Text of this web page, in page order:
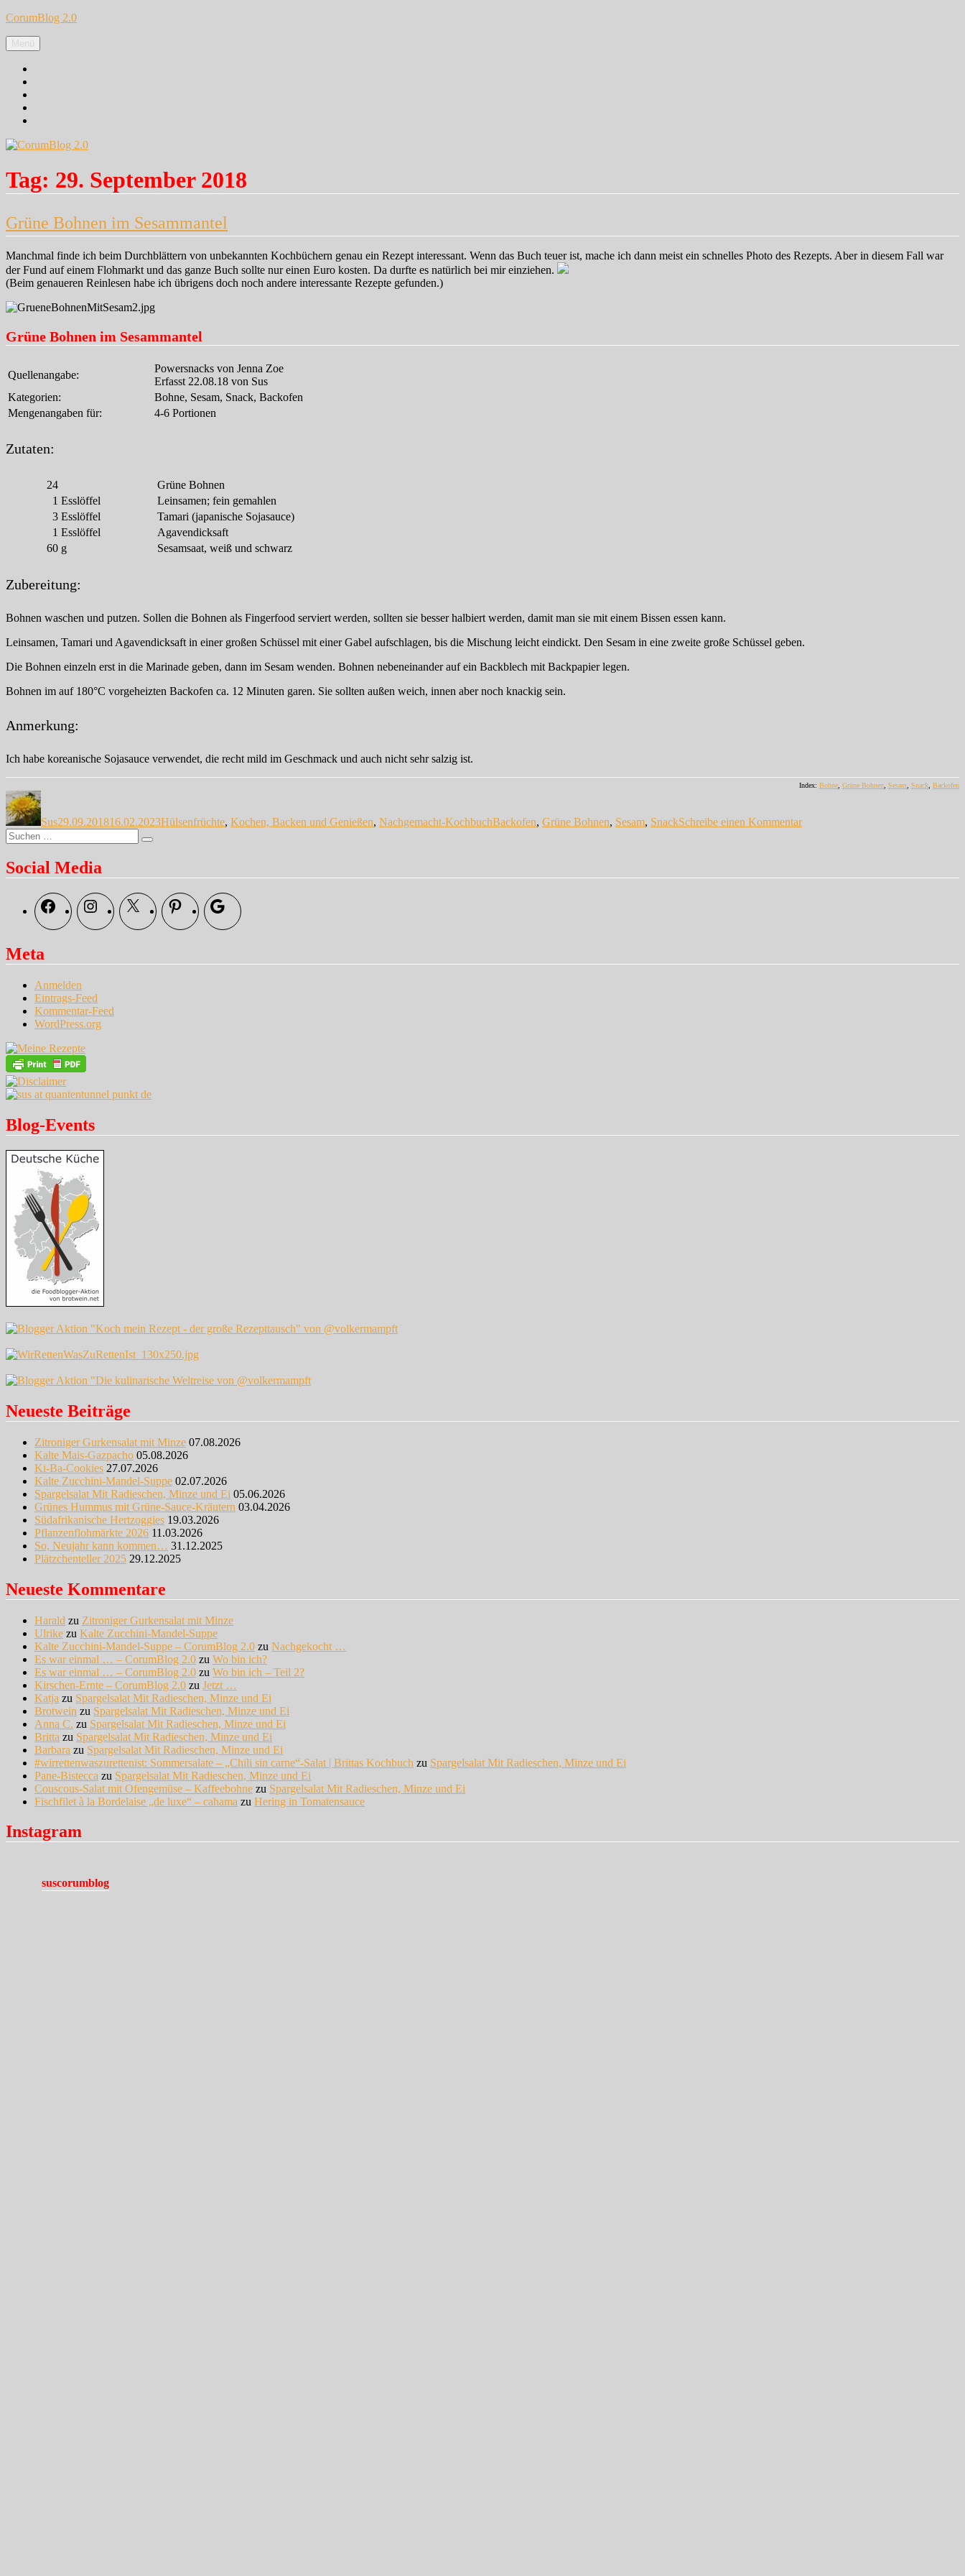
Zum
springen
CorumBlog 2.0
Menü
Tag: 29. September 2018
Grüne Bohnen im Sesammantel
Manchmal finde ich beim Durchblättern von unbekannten Kochbüchern genau ein Rezept interessant. Wenn das Buch teuer ist, mache ich dann meist ein schnelles Photo des Rezepts. Aber in diesem Fall war
der Fund auf einem Flohmarkt und das ganze Buch sollte nur einen Euro kosten. Da durfte es natürlich bei mir einziehen.
(Beim genaueren Reinlesen habe ich übrigens doch noch andere interessante Rezepte gefunden.)
Grüne Bohnen im Sesammantel
Quellenangabe:
Powersnacks von Jenna Zoe
Erfasst 22.08.18 von Sus
Kategorien:
Bohne, Sesam, Snack, Backofen
Mengenangaben für:
4-6 Portionen
Zutaten:
24
Grüne Bohnen
1 Esslöffel
Leinsamen; fein gemahlen
3 Esslöffel
Tamari (japanische Sojasauce)
1 Esslöffel
Agavendicksaft
60 g Sesamsaat, weiß und schwarz
Zubereitung:
Bohnen waschen und putzen. Sollen die Bohnen als Fingerfood serviert werden, sollten sie besser halbiert werden, damit man sie mit einem Bissen essen kann.
Leinsamen, Tamari und Agavendicksaft in einer großen Schüssel mit einer Gabel aufschlagen, bis die Mischung leicht eindickt. Den Sesam in eine zweite große Schüssel geben.
Die Bohnen einzeln erst in die Marinade geben, dann im Sesam wenden. Bohnen nebeneinander auf ein Backblech mit Backpapier legen.
Bohnen im auf 180°C vorgeheizten Backofen ca. 12 Minuten garen. Sie sollten außen weich, innen aber noch knackig sein.
Anmerkung:
Ich habe koreanische Sojasauce verwendet, die recht mild im Geschmack und auch nicht sehr salzig ist.
Index: Bohne, Grüne Bohnen, Sesam, Snack, Backofen
Autor
Sus29.09.201816.02.2023Hülsenfrüchte, Kochen, Backen und Genießen, Nachgemacht-KochbuchBackofen, Grüne Bohnen, Sesam, SnackSchreibe einen KommentarBohnen
Suche
nach:
Suchen
Social Media
FacebookInstagramX Pinterest Google
Meta
Anmelden
Eintrags-Feed
Kommentar-Feed
WordPress.org
Blog-Events
Neueste Beiträge
Zitroniger Gurkensalat mit Minze 07.08.2026
Kalte Mais-Gazpacho 05.08.2026
Ki-Ba-Cookies 27.07.2026
Kalte Zucchini-Mandel-Suppe 02.07.2026
Spargelsalat Mit Radieschen, Minze und Ei 05.06.2026
Grünes Hummus mit Grüne-Sauce-Kräutern 03.04.2026
Südafrikanische Hertzoggies 19.03.2026
Pflanzenflohmärkte 2026 11.03.2026
So, Neujahr kann kommen… 31.12.2025
Plätzchenteller 2025 29.12.2025
Neueste Kommentare
Harald zu Zitroniger Gurkensalat mit Minze
Ulrike zu Kalte Zucchini-Mandel-Suppe
Kalte Zucchini-Mandel-Suppe – CorumBlog 2.0 zu Nachgekocht …
Es war einmal … – CorumBlog 2.0 zu Wo bin ich?
Es war einmal … – CorumBlog 2.0 zu Wo bin ich – Teil 2?
Kirschen-Ernte – CorumBlog 2.0 zu Jetzt …
Katja zu Spargelsalat Mit Radieschen, Minze und Ei
Brotwein zu Spargelsalat Mit Radieschen, Minze und Ei
Anna C. zu Spargelsalat Mit Radieschen, Minze und Ei
Britta zu Spargelsalat Mit Radieschen, Minze und Ei
Barbara zu Spargelsalat Mit Radieschen, Minze und Ei
#wirrettenwaszurettenist: Sommersalate – „Chili sin carne“-Salat | Brittas Kochbuch zu Spargelsalat Mit Radieschen, Minze und Ei
Pane-Bistecca zu Spargelsalat Mit Radieschen, Minze und Ei
Couscous-Salat mit Ofengemüse – Kaffeebohne zu Spargelsalat Mit Radieschen, Minze und Ei
Fischfilet à la Bordelaise „de luxe“ – cahama zu Hering in Tomatensauce
Instagram
suscorumblog